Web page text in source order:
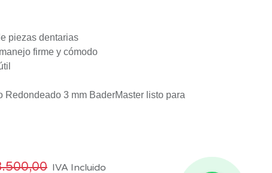
piezas dentarias
firme y cómodo
Redondeado 3 mm BaderMaster listo para
IVA Incluido